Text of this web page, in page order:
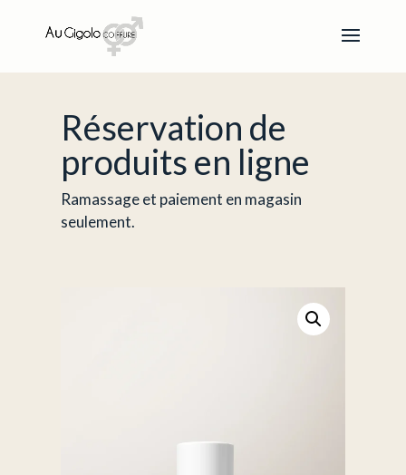
Réservation de
produits en ligne
Ramassage et paiement en magasin
seulement.